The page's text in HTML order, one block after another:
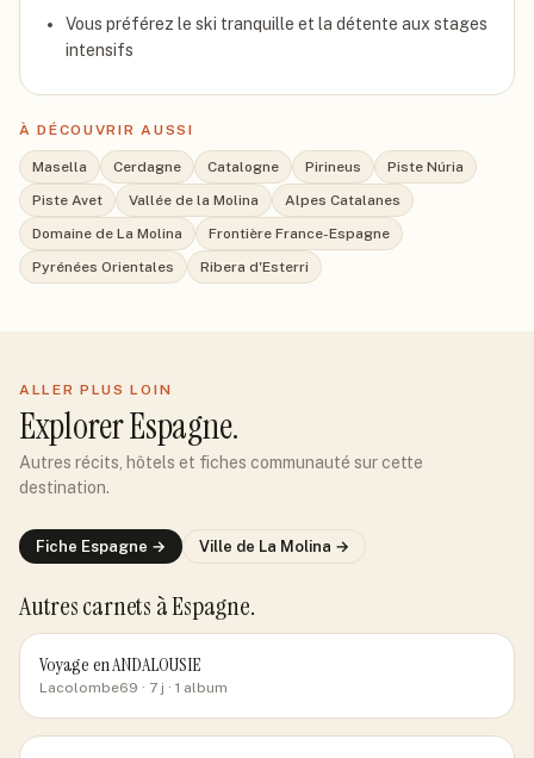
Vous préférez le ski tranquille et la détente aux stages
intensifs
À DÉCOUVRIR AUSSI
Masella Cerdagne Catalogne Pirineus
Piste Núria
Piste Avet
Vallée de la Molina
Alpes Catalanes
Domaine de La Molina
Frontière France-Espagne
Pyrénées Orientales
Ribera d'Esterri
ALLER PLUS LOIN
ExplorerEspagne.
Autres récits, hôtels et fiches communauté sur cette
destination.
Fiche Espagne → Ville de La Molina →
Autres carnets à Espagne.
Voyage en ANDALOUSIE
Lacolombe69 · 7 j · 1 album